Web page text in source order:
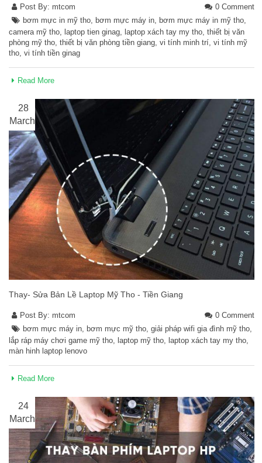
Post By: mtcom
0 Comment
bơm mực in mỹ tho, bơm mực máy in, bơm mực máy in mỹ tho,
camera mỹ tho, laptop tien ginag, laptop xách tay my tho, thiết bị văn
phòng mỹ tho, thiết bị văn phòng tiền giang, vi tính minh trí, vi tính mỹ
tho, vi tính tiền ginag
Read More
28
March
Thay- Sửa Bản Lề Laptop Mỹ Tho - Tiền Giang
Post By: mtcom
0 Comment
bơm mực máy in
bơm mực mỹ tho giải pháp wifi gia đình mỹ tho
lắp ráp máy chơi game mỹ tho
laptop mỹ tho laptop xách tay my tho
màn hinh laptop lenovo
Read More
24
March